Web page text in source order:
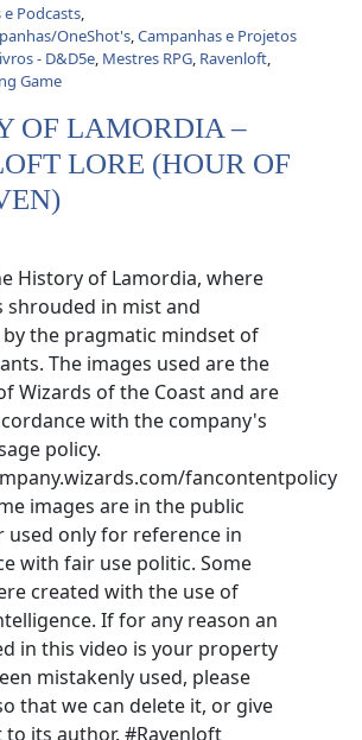
Podcasts,
OneShot's,Campanhas e Projetos
- D&D5e, Mestres RPG, Ravenloft,
Game
OF LAMORDIA –
LORE (HOUR OF
History of Lamordia, where
shrouded in mist and
the pragmatic mindset of
The images used are the
Wizards of the Coast and are
with the company's
policy.
fancontentpolicy
images are in the public
used only for reference in
with fair use politic. Some
created with the use of
If for any reason an
in this video is your property
mistakenly used, please
that we can delete it, or give
to its author. #Ravenloft